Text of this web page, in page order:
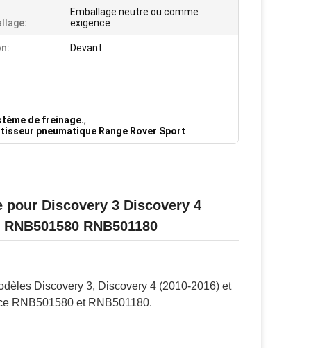
Emballage neutre ou comme
exigence
Devant
de freinage.,
pneumatique Range Rover Sport
Discovery 3 Discovery 4
RNB501180
Discovery 3, Discovery 4 (2010-2016) et
RNB501580 et RNB501180.